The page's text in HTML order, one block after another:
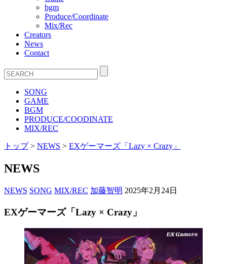
bgm
Produce/Coordinate
Mix/Rec
Creators
News
Contact
SONG
GAME
BGM
PRODUCE/COODINATE
MIX/REC
トップ> NEWS > EXゲーマーズ「Lazy × Crazy」
NEWS
NEWS SONG MIX/REC 加藤智明 2025年2月24日
EXゲーマーズ「Lazy × Crazy」